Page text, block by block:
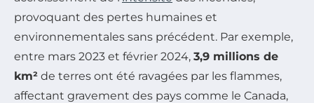
provoquant des pertes humaines et
environnementales sans précédent. Par exemple,
entre mars 2023 et février 2024, 3,9 millions de
km² de terres ont été ravagées par les flammes,
affectant gravement des pays comme le Canada,